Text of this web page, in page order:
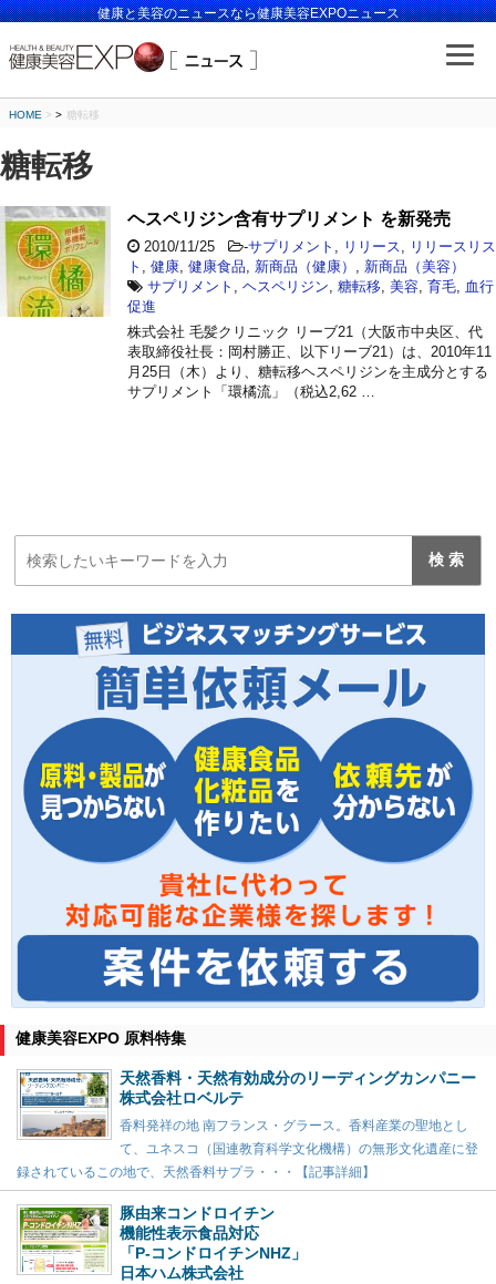
健康と美容のニュースなら健康美容EXPOニュース
HOME > 糖転移
糖転移
ヘスペリジン含有サプリメント を新発売
2010/11/25 -サプリメント リリース
リリースリス
ト
健康 健康食品 新商品（健康）
新商品（美容）
サプリメント
ヘスペリジン 糖転移 美容 育毛 血行
促進
株式会社 毛髪クリニック リーブ21（大阪市中央区、代
表取締役社長：岡村勝正、以下リーブ21）は、2010年11
月25日（木）より、糖転移ヘスペリジンを主成分とする
サプリメント「環橘流」（税込2,62 …
健康美容EXPO 原料特集
天然香料・天然有効成分のリーディングカンパニー
株式会社ロベルテ
香料発祥の地 南フランス・グラース。香料産業の聖地とし
て、ユネスコ（国連教育科学文化機構）の無形文化遺産に登
録されているこの地で、天然香料サプラ・・・【記事詳細】
豚由来コンドロイチン
機能性表示食品対応
「P-コンドロイチンNHZ」
日本ハム株式会社